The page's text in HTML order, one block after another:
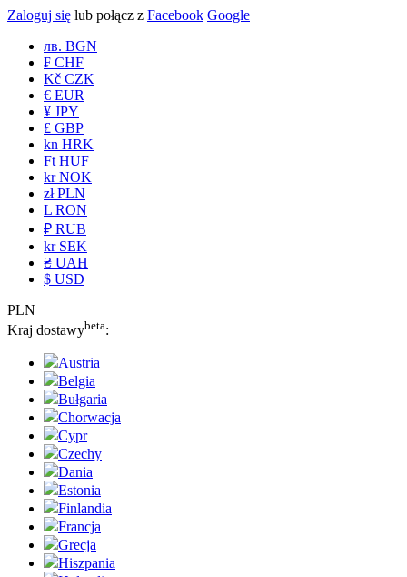
Zaloguj się lub połącz z Facebook Google
лв. BGN
₣ CHF
Kč CZK
€ EUR
¥ JPY
£ GBP
kn HRK
Ft HUF
kr NOK
zł PLN
L RON
₽ RUB
kr SEK
₴ UAH
$ USD
PLN
Kraj dostawybeta:
Austria
Belgia
Bułgaria
Chorwacja
Cypr
Czechy
Dania
Estonia
Finlandia
Francja
Grecja
Hiszpania